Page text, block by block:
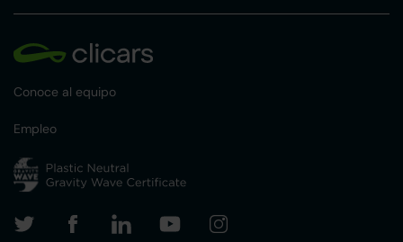
Conoce al equipo
Empleo